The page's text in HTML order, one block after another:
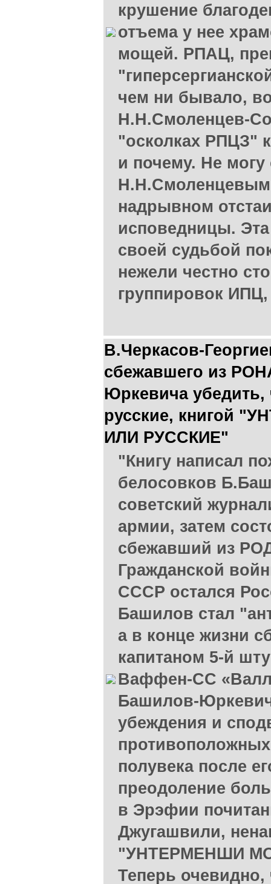
крушение
отъема у нее
мощей. РПАЦ,
чем ни бывало,
Н.Н.Смоленцев-
"осколках РПЦЗ"
и почему. Не могу
надрывном
исповедницы.
своей судьбой
нежели честно
группировок
В.Черкасов-
сбежавшего из
Юркевича убедить,
русские, книгой
ИЛИ РУССКИЕ"
"Книгу написал
белосовков
советский
армии, затем
сбежавший из
Гражданской
СССР остался
Башилов стал
а в конце жизни
капитаном 5-й
Ваффен-СС
Башилов-
убеждения и
полувека после
преодоление
в Эрэфии
Джугашвили,
"УНТЕРМЕНШИ
Теперь